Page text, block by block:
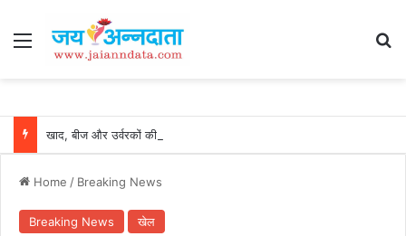
Menu
Home / Breaking News
Breaking News खेल